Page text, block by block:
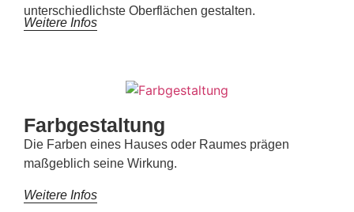
unterschiedlichste Oberflächen gestalten.
Weitere Infos
Farbgestaltung
Die Farben eines Hauses oder Raumes prägen
maßgeblich seine Wirkung.
Weitere Infos